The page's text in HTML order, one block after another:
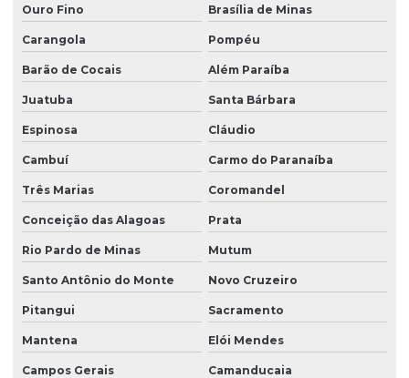
Sondagem a percussão com torque
Sondagem de reconhecimento do solo
Sondagem rotativa ensaio
Sondagem rotativa mista
Sondagem rotativa percussão
Sondagem rotativa em rocha
Sondagem rotativa em solo
Sondagem de solo para construção
Sondagem de solo para construção civil
Sondagem de solo a percussão
Ouro Fino Brasília de Minas
Carangola Pompéu
Barão de Cocais Além Paraíba
Juatuba Santa Bárbara
Espinosa Cláudio
Cambuí Carmo do Paranaíba
Três Marias Coromandel
Conceição das Alagoas Prata
Rio Pardo de Minas Mutum
Santo Antônio do Monte Novo Cruzeiro
Pitangui Sacramento
Mantena Elói Mendes
Campos Gerais Camanducaia